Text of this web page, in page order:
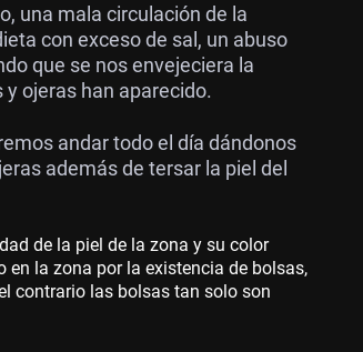
una mala circulación de la
con exceso de sal, un abuso
que se nos envejeciera la
ojeras han aparecido.
andar todo el día dándonos
además de tersar la piel del
de la piel de la zona y su color
en la zona por la existencia de bolsas,
contrario las bolsas tan solo son